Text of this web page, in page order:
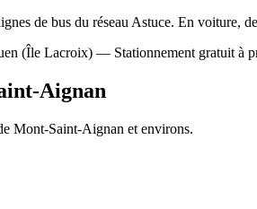
de bus du réseau Astuce. En voiture,
(Île Lacroix) — Stationnement gratuit à
Aignan
Mont-Saint-Aignan et environs.